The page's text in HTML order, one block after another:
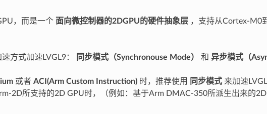
，而是一个 面向微控制器的2DGPU的硬件抽象层，支持从Cortex-M0
方式加速LVGL9： 同步模式（Synchronouse Mode） 和 异步模式（
或者 ACI(Arm Custom Instruction)时，推荐使用 同步模式来加速LVGL
2D所支持的2D GPU时，（例如：基于Arm DMAC-350所派生出来的